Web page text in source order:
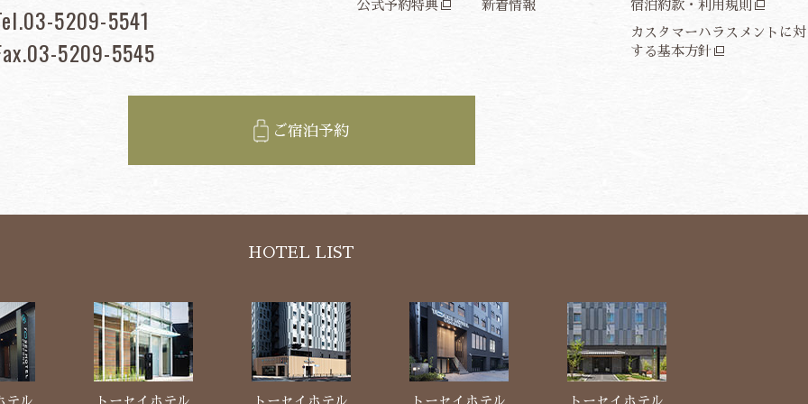
5209-5541
5209-5545
公式予約特典 新着情報 宿泊約款・利用規則
カスタマーハラスメントに対
する基本方針
ご宿泊予約
HOTEL LIST
テル トーセイホテル トーセイホテル トーセイホテル トーセイホテル